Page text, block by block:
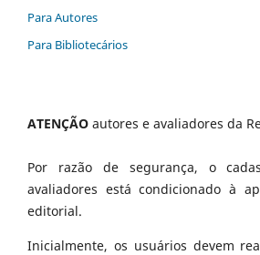
Para Autores
Para Bibliotecários
ATENÇÃO autores e avaliadores da
Por razão de segurança, o
avaliadores está condicionado à
editorial.
Inicialmente, os usuários devem